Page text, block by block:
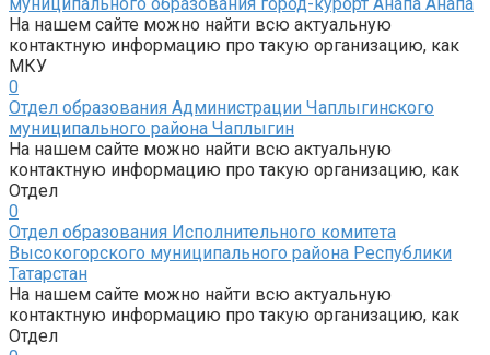
На нашем сайте можно найти всю актуальную
контактную информацию про такую организацию, как
МКУ
0
Отдел образования Администрации Чаплыгинского
муниципального района Чаплыгин
На нашем сайте можно найти всю актуальную
контактную информацию про такую организацию, как
Отдел
0
Отдел образования Исполнительного комитета
Высокогорского муниципального района Республики
Татарстан
На нашем сайте можно найти всю актуальную
контактную информацию про такую организацию, как
Отдел